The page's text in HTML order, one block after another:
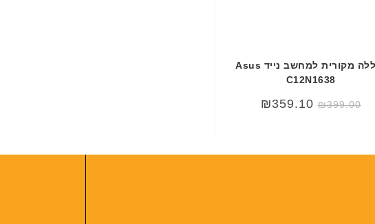
סוללה מקורית למחשב נייד Asus
C12N1638
₪399.00
₪359.10